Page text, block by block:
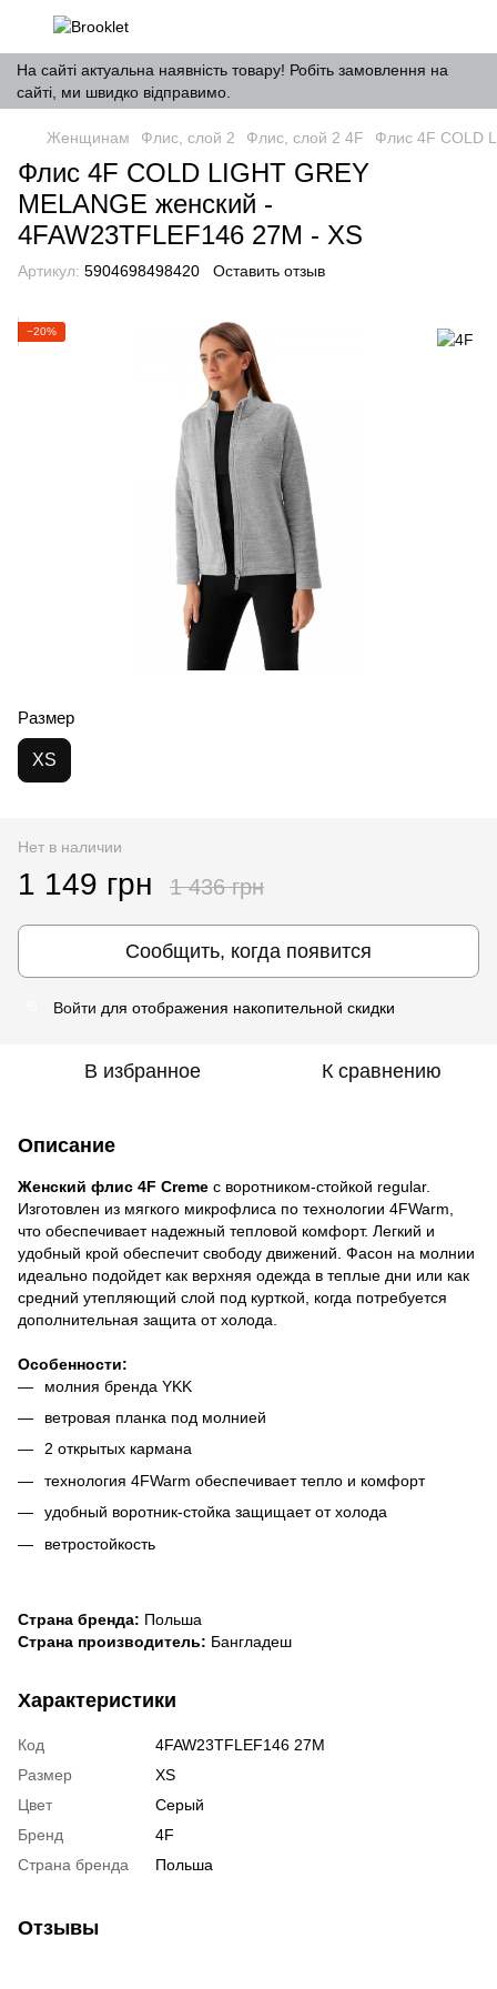
На сайті актуальна наявність товару! Робіть замовлення на
сайті, ми швидко відправимо.
Женщинам Флис, слой 2 Флис, слой 2 4F Флис 4F COLD
Флис 4F COLD LIGHT GREY
MELANGE женский -
4FAW23TFLEF146 27М - XS
Артикул: 5904698498420 Оставить отзыв
−20%
Размер
XS
Нет в наличии
1 149 грн 1 436 грн
Сообщить, когда появится
Войти для отображения накопительной скидки
В избранное К сравнению
Описание
Женский флис 4F Creme с воротником-стойкой regular.
Изготовлен из мягкого микрофлиса по технологии 4FWarm,
что обеспечивает надежный тепловой комфорт. Легкий и
удобный крой обеспечит свободу движений. Фасон на молнии
идеально подойдет как верхняя одежда в теплые дни или как
средний утепляющий слой под курткой, когда потребуется
дополнительная защита от холода.
Особенности:
молния бренда YKK
ветровая планка под молнией
2 открытых кармана
технология 4FWarm обеспечивает тепло и комфорт
удобный воротник-стойка защищает от холода
ветростойкость
Страна бренда: Польша
Страна производитель: Бангладеш
Характеристики
Код
4FAW23TFLEF146 27M
Размер
XS
Цвет
Серый
Бренд
4F
Страна бренда
Польша
Отзывы